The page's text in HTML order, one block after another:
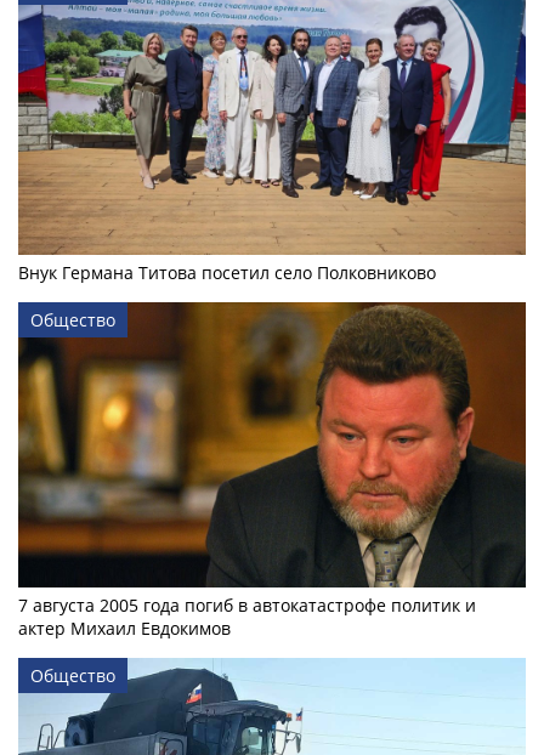
Внук Германа Титова посетил село Полковниково
Общество
7 августа 2005 года погиб в автокатастрофе политик и
актер Михаил Евдокимов
Общество